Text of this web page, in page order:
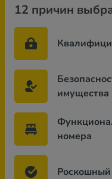
12 причин
имущества
номера
Роскошный